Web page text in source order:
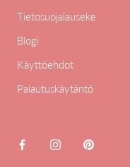
Tietosuojalauseke
Blogi
Käyttöehdot
Palautuskäytäntö